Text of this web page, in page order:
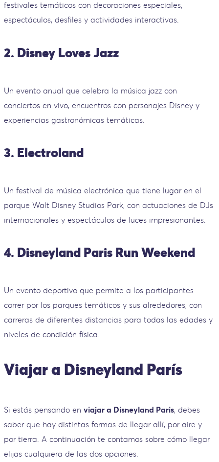
festivales temáticos con decoraciones especiales,
espectáculos, desfiles y actividades interactivas.
2. Disney Loves Jazz
Un evento anual que celebra la música jazz con
conciertos en vivo, encuentros con personajes Disney y
experiencias gastronómicas temáticas.
3. Electroland
Un festival de música electrónica que tiene lugar en el
parque Walt Disney Studios Park, con actuaciones de DJs
internacionales y espectáculos de luces impresionantes.
4. Disneyland Paris Run Weekend
Un evento deportivo que permite a los participantes
correr por los parques temáticos y sus alrededores, con
carreras de diferentes distancias para todas las edades y
niveles de condición física.
Viajar a Disneyland París
Si estás pensando en viajar a Disneyland Paris, debes
saber que hay distintas formas de llegar allí, por aire y
por tierra. A continuación te contamos sobre cómo llegar
elijas cualquiera de las dos opciones.